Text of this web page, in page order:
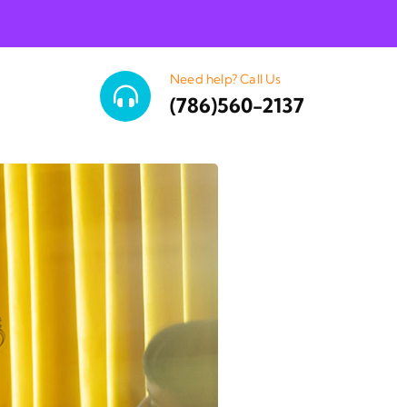
Need help? Call Us
(786)560-2137